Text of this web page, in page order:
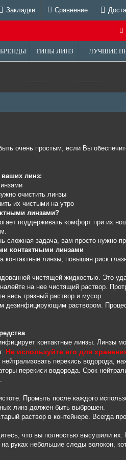
Закладки Сравнение
БРЕНДЫ ТИПЫ ЛИНЗ ЛУЧШИЕ
очень простым, если Вы
линз:
очистить линзы
их чистыми на утро
линзами?
поддерживать комфорт при их
сложная задача, вам просто нужно
контактными линзами
контактные линзы, повышая риск
чистящей жидкостью. Это
на нее чистящий раствор.
весь грязный раствор и мусор.
дезинфицирующим раствором.
контактные линзы. Линзы
Не используйте его для
перекись водорода,
перекиси водорода. Срок
Промыть после каждого
линз должен быть выброшен.
раствор в контейнере. Всегда
что вы полностью высушили
руках небольшие следы волокон,